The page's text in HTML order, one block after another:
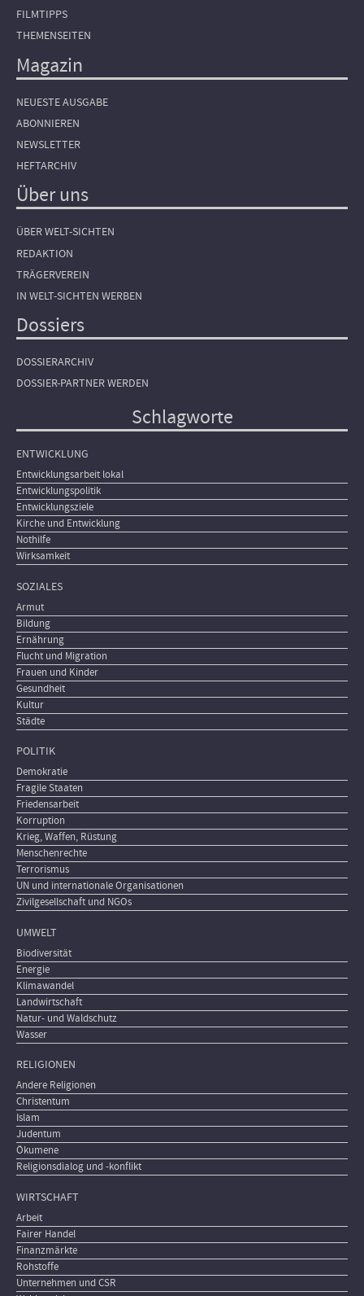
FILMTIPPS
THEMENSEITEN
Magazin
NEUESTE AUSGABE
ABONNIEREN
NEWSLETTER
HEFTARCHIV
Über uns
ÜBER WELT-SICHTEN
REDAKTION
TRÄGERVEREIN
IN WELT-SICHTEN WERBEN
Dossiers
DOSSIERARCHIV
DOSSIER-PARTNER WERDEN
Schlagworte
ENTWICKLUNG
Entwicklungsarbeit lokal
Entwicklungspolitik
Entwicklungsziele
Kirche und Entwicklung
Nothilfe
Wirksamkeit
SOZIALES
Armut
Bildung
Ernährung
Flucht und Migration
Frauen und Kinder
Gesundheit
Kultur
Städte
POLITIK
Demokratie
Fragile Staaten
Friedensarbeit
Korruption
Krieg, Waffen, Rüstung
Menschenrechte
Terrorismus
UN und internationale Organisationen
Zivilgesellschaft und NGOs
UMWELT
Biodiversität
Energie
Klimawandel
Landwirtschaft
Natur- und Waldschutz
Wasser
RELIGIONEN
Andere Religionen
Christentum
Islam
Judentum
Ökumene
Religionsdialog und -konflikt
WIRTSCHAFT
Arbeit
Fairer Handel
Finanzmärkte
Rohstoffe
Unternehmen und CSR